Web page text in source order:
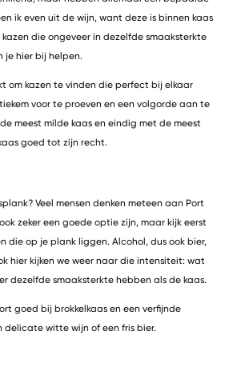
ik even uit de wijn, want deze is binnen kaas
kazen die ongeveer in dezelfde smaaksterkte
je hier bij helpen.
om kazen te vinden die perfect bij elkaar
voor te proeven en een volgorde aan te
meest milde kaas en eindig met de meest
goed tot zijn recht.
Veel mensen denken meteen aan Port
zeker een goede optie zijn, maar kijk eerst
die op je plank liggen. Alcohol, dus ook bier,
hier kijken we weer naar die intensiteit: wat
dezelfde smaaksterkte hebben als de kaas.
goed bij brokkelkaas en een verfijnde
witte wijn of een fris bier.